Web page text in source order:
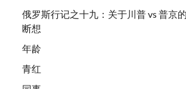
俄罗斯行记之十九：关于川普 vs 普京
断想
年龄
青红